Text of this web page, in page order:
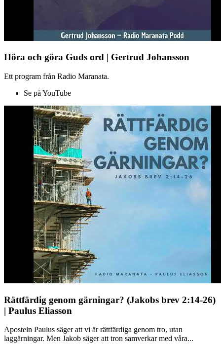
Höra och göra Guds ord | Gertrud Johansson
Ett program från Radio Maranata.
Se på YouTube
Rättfärdig genom gärningar? (Jakobs brev 2:14-26)
| Paulus Eliasson
Aposteln Paulus säger att vi är rättfärdiga genom tro, utan
laggärningar. Men Jakob säger att tron samverkar med våra...